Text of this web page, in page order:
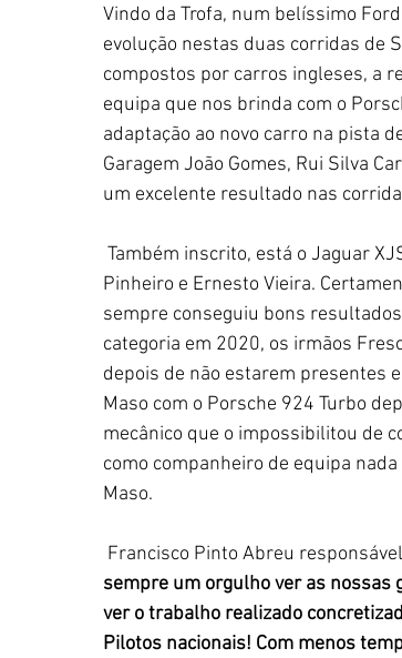
Vindo da Trofa, num belíssimo
evolução nestas duas corridas de
compostos por carros ingleses, a
equipa que nos brinda com o
adaptação ao novo carro na pista
Garagem João Gomes, Rui Silva
um excelente resultado nas
Pinheiro e Ernesto Vieira.
sempre conseguiu bons
categoria em 2020, os irmãos
depois de não estarem presentes
Maso com o Porsche 924 Turbo
mecânico que o impossibilitou de
como companheiro de equipa
Maso.
Francisco Pinto Abreu
sempre um orgulho ver as nossas
ver o trabalho realizado
Pilotos nacionais! Com menos